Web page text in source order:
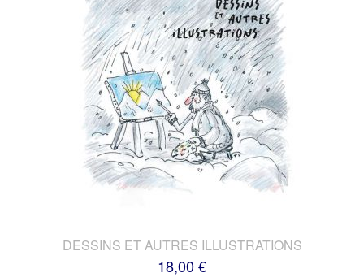
DESSINS ET AUTRES ILLUSTRATIONS
18,00 €